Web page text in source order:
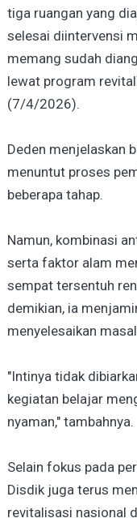
tiga ruangan yang
selesai diintervensi
memang sudah
lewat program
(7/4/2026).
Deden menjelaskan
menuntut proses
beberapa tahap.
Namun, kombinasi
serta faktor alam
sempat tersentuh
demikian, ia
menyelesaikan
"Intinya tidak
kegiatan belajar
nyaman," tambahnya.
Selain fokus pada
Disdik juga terus
revitalisasi nasional